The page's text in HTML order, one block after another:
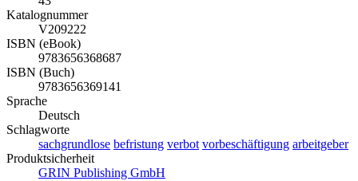
Katalognummer
V209222
ISBN (eBook)
9783656368687
ISBN (Buch)
9783656369141
Sprache
Deutsch
Schlagworte
sachgrundlose befristung verbot vorbeschäftigung arbeitgeber
Produktsicherheit
GRIN Publishing GmbH